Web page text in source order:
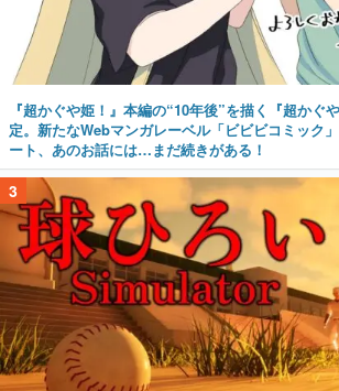
『超かぐや姫！』本編の“10年後”を描く『超かぐ
定。新たなWebマンガレーベル「ビビビコミック
ート、あのお話には…まだ続きがある！
3